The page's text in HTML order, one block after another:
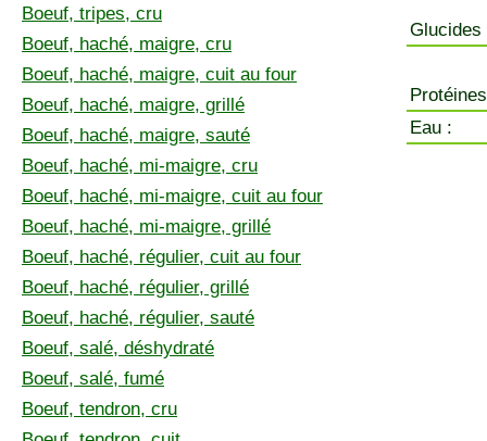
Boeuf, tripes, cru
Boeuf, haché, maigre, cru
Boeuf, haché, maigre, cuit au four
Boeuf, haché, maigre, grillé
Boeuf, haché, maigre, sauté
Boeuf, haché, mi-maigre, cru
Boeuf, haché, mi-maigre, cuit au four
Boeuf, haché, mi-maigre, grillé
Boeuf, haché, régulier, cuit au four
Boeuf, haché, régulier, grillé
Boeuf, haché, régulier, sauté
Boeuf, salé, déshydraté
Boeuf, salé, fumé
Boeuf, tendron, cru
Glucides
Eau :